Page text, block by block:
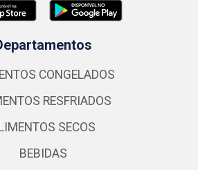
CONGELADOS
RESFRIADOS
SECOS
BEBIDAS